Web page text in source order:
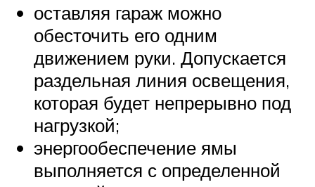
оставляя гараж можно
обесточить его одним
движением руки. Допускается
раздельная линия освещения,
которая будет непрерывно под
нагрузкой;
энергообеспечение ямы
выполняется с определенной